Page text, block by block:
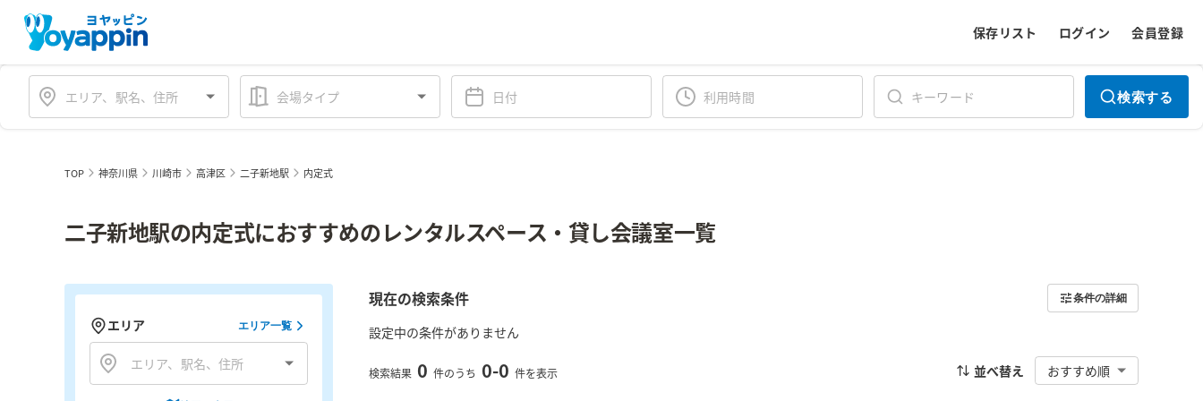
保存リスト ログイン 会員登録
会場タイプ 検索する
TOP 神奈川県 川崎市 高津区 二子新地駅 内定式
二子新地駅の内定式におすすめのレンタルスペース・貸し会議室一覧
現在の検索条件 条件の詳細
設定中の条件がありません
検索結果 0 件のうち 0-0 件を表示 並べ替え おすすめ順
エリア エリア一覧